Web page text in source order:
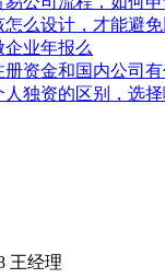
怎么设计，才能避
业年报么
资金和国内公司有
人独资的区别，选
王经理